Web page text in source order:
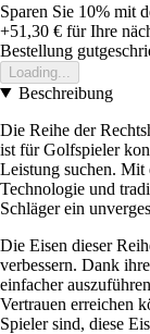
Sparen Sie 10% mit
+51,30 € für Ihre
Bestellung
Loading...
Beschreibung
Die Reihe der
ist für Golfspieler
Leistung suchen. Mit
Technologie und
Schläger ein
Die Eisen dieser
verbessern. Dank
einfacher
Vertrauen erreichen
Spieler sind, diese